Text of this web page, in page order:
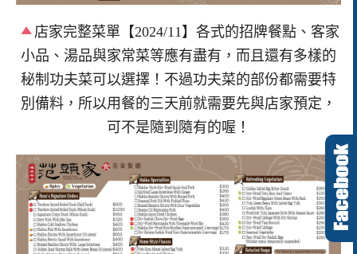
店家完整菜單【2024/11】各式的招牌餐點、客家
小品、湯品與家常菜等應有盡有，而且還有多樣的
秘制功夫菜可以選擇！不過功夫菜的部份都需要特
別備料，所以用餐的三天前就需要先與店家預定，
可不是隨到隨有的喔！